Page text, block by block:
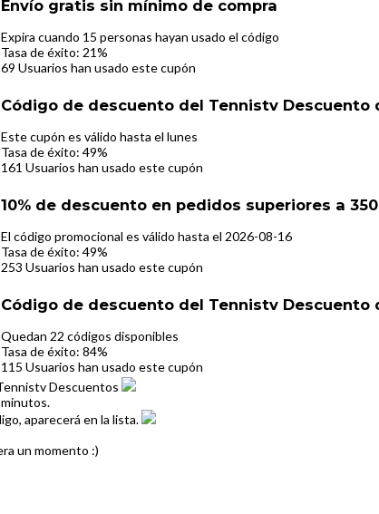
Envío gratis sin mínimo de compra
Expira cuando 15 personas hayan usado el código
Tasa de éxito: 21%
69 Usuarios han usado este cupón
Código de descuento del Tennistv Descuento
Este cupón es válido hasta el lunes
Tasa de éxito: 49%
161 Usuarios han usado este cupón
10% de descuento en pedidos superiores a
El código promocional es válido hasta el 2026-08-16
Tasa de éxito: 49%
253 Usuarios han usado este cupón
Código de descuento del Tennistv Descuento
Quedan 22 códigos disponibles
Tasa de éxito: 84%
115 Usuarios han usado este cupón
Descuentos
aparecerá en la lista.
un momento :)